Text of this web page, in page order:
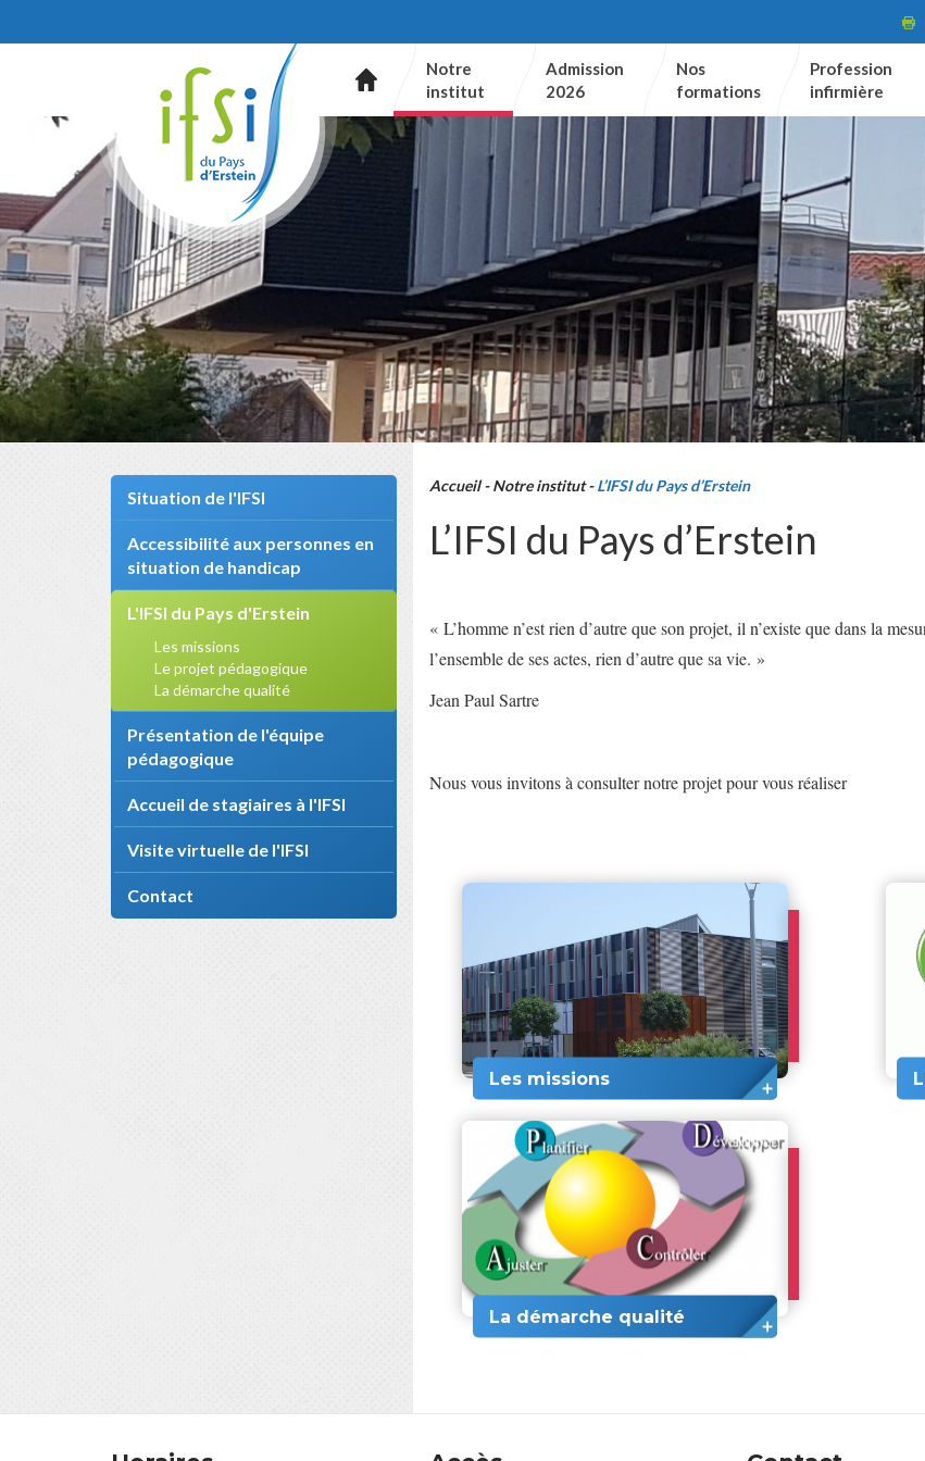
Notre
institut
Admission
2026
Nos
formations
Profession
infirmière
Situation de l'IFSI
Accessibilité aux personnes en
situation de handicap
L'IFSI du Pays d'Erstein
Les missions
Le projet pédagogique
La démarche qualité
Présentation de l'équipe
pédagogique
Accueil de stagiaires à l'IFSI
Visite virtuelle de l'IFSI
Contact
Accueil Notre institut L’IFSI du Pays d’Erstein
L’IFSI du Pays d’Erstein
« L’homme n’est rien d’autre que son projet, il n’existe que dans la
l’ensemble de ses actes, rien d’autre que sa vie. »
Jean Paul Sartre
Nous vous invitons à consulter notre projet pour vous réaliser
Les missions
La démarche qualité